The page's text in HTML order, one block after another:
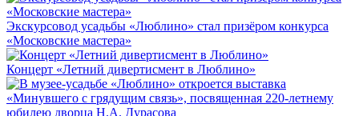
Экскурсовод усадьбы «Люблино» стал призёром конкурса
«Московские мастера»
Концерт «Летний дивертисмент в Люблино»